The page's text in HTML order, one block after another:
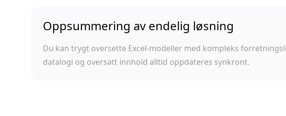
Oppsummering av endelig løsning
Du kan trygt oversette Excel-modeller med kompleks
datalogi og oversatt innhold alltid oppdateres synkront.